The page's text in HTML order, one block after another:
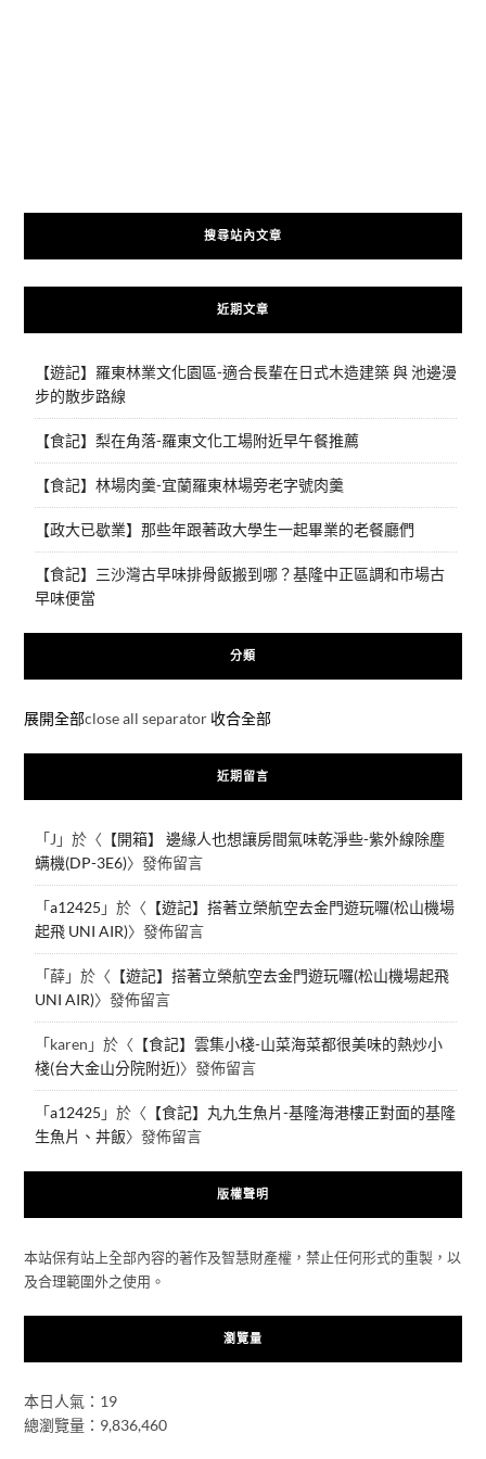
搜尋站內文章
近期文章
【遊記】羅東林業文化園區-適合長輩在日式木造建築 與 池邊漫
步的散步路線
【食記】梨在角落-羅東文化工場附近早午餐推薦
【食記】林場肉羹-宜蘭羅東林場旁老字號肉羹
【政大已歇業】那些年跟著政大學生一起畢業的老餐廳們
【食記】三沙灣古早味排骨飯搬到哪？基隆中正區調和市場古
早味便當
分類
展開全部close all separator 收合全部
近期留言
「J 」於〈 【開箱】 邊緣人也想讓房間氣味乾淨些-紫外線除塵
螨機(DP-3E6)〉發佈留言
「a12425 」於〈 【遊記】搭著立榮航空去金門遊玩囉(松山機場
起飛 UNI AIR)〉發佈留言
「薛」於〈 【遊記】搭著立榮航空去金門遊玩囉(松山機場起飛
UNI AIR)〉發佈留言
「karen 」於〈 【食記】雲集小棧-山菜海菜都很美味的熱炒小
棧(台大金山分院附近)〉發佈留言
「a12425 」於〈 【食記】丸九生魚片-基隆海港樓正對面的基隆
生魚片、丼飯〉發佈留言
版權聲明
本站保有站上全部內容的著作及智慧財產權，禁止任何形式的重製，以
及合理範圍外之使用。
瀏覽量
本日人氣：19
總瀏覽量：9,836,460